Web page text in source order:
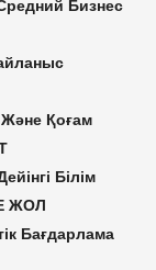
Бизнес
Қоғам
Білім
ЖОЛ
Бағдарлама